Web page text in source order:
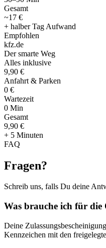
Gesamt
~17 €
+ halber Tag Aufwand
Empfohlen
kfz.de
Der smarte Weg
Alles inklusive
9,90 €
Anfahrt & Parken
0 €
Wartezeit
0 Min
Gesamt
9,90 €
+ 5 Minuten
FAQ
Fragen?
Schreib uns, falls Du deine
Was brauche ich für
Deine
Kennzeichen mit den